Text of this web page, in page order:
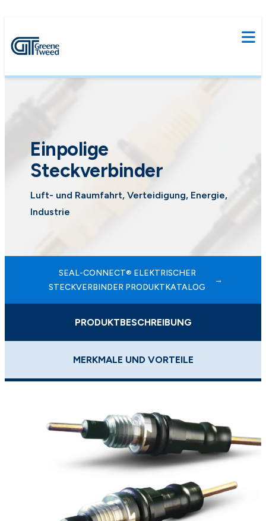
Einpolige
Steckverbinder
Luft- und Raumfahrt, Verteidigung, Energie,
Industrie
SEAL-CONNECT® ELEKTRISCHER
STECKVERBINDER PRODUKTKATALOG
PRODUKTBESCHREIBUNG
MERKMALE UND VORTEILE